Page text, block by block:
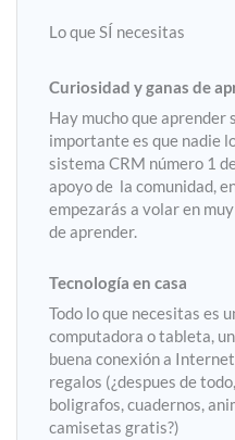
Lo que SÍ necesitas
Curiosidad y ganas de
Hay mucho que aprender
importante es que nadie
sistema CRM número 1
apoyo de la comunidad,
empezarás a volar en
de aprender.
Tecnología en casa
Todo lo que necesitas es
computadora o tableta,
buena conexión a
regalos (¿despues de
boligrafos, cuadernos,
camisetas gratis?)